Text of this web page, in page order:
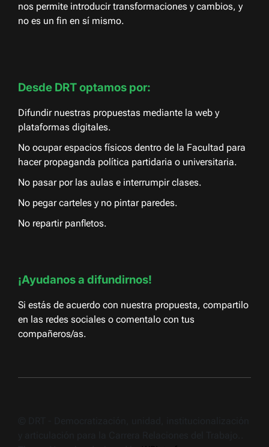
nos permite introducir transformaciones y cambios, y
no es un fin en sí mismo.
Desde DRT optamos por:
Difundir nuestras propuestas mediante la web y
plataformas digitales.
No ocupar espacios físicos dentro de la Facultad para
hacer propaganda política partidaria o universitaria.
No pasar por las aulas e interrumpir clases.
No pegar carteles y no pintar paredes.
No repartir panfletos.
¡Ayudanos a difundirnos!
Si estás de acuerdo con nuestra propuesta, compartilo
en las redes sociales o comentalo con tus
compañeros/as.